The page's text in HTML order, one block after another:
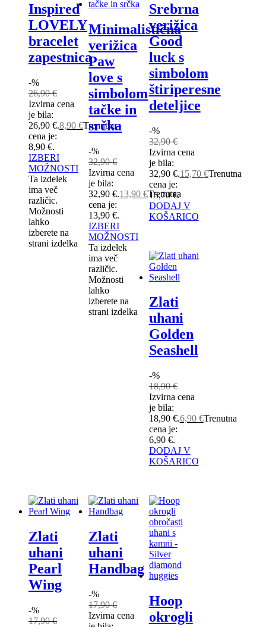
Inspired
LOVELY
bracelet
zapestnica
-%
26,90€
Izvirna cena
je bila:
26,90 €.8,90 €Trenutna
cena je:
8,90 €.
IZBERI
MOŽNOSTI
Ta izdelek
ima več
različic.
Možnosti
lahko
izberete na
strani izdelka
Minimalistična
verižica
Paw
love s
simbolom
tačke in
srčka
-%
32,90€
Izvirna cena
je bila:
32,90 €.13,90€Trenutna
cena je:
13,90 €.
IZBERI
MOŽNOSTI
Ta izdelek
ima več
različic.
Možnosti
lahko
izberete na
strani izdelka
Srebrna
verižica
Good
luck s
simbolom
štiriperesne
deteljice
-%
32,90€
Izvirna cena
je bila:
32,90 €.15,70 €Trenutna
cena je:
15,70 €.
DODAJ V
KOŠARICO
Zlati
uhani
Golden
Seashell
-%
18,90€
Izvirna cena
je bila:
18,90 €.6,90 €Trenutna
cena je:
6,90 €.
DODAJ V
KOŠARICO
Zlati
uhani
Pearl
Wing
-%
17,90€
Zlati
uhani
Handbag
-%
17,90€
Izvirna cena
Hoop
okrogli